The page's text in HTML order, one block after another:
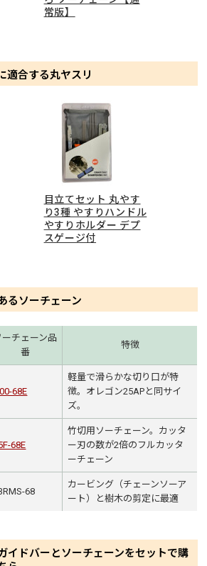
常版】
適合する丸ヤスリ
目立てセット 丸やす
り3種 やすりハンドル
やすりホルダー デプ
スゲージ付
るソーチェーン
ーチェーン品
番
特徴
68E
軽量で滑らかな切り口が特
徴。オレゴン25APと同サイ
ズ。
68E
竹切用ソーチェーン。カッタ
ー刃の数が2倍のフルカッタ
ーチェーン
68
カービング（チェーンソーア
ート）と樹木の剪定に最適
イドバーとソーチェーンをセットで購